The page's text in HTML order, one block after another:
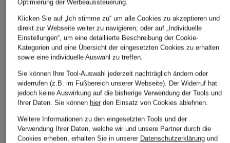
POLO RALPH
LAUREN
T-Shirt
CHF 109
COS
Oversized-Shirt mit
3/4-Arm
CHF 45
Ursprünglich:CHF 60
American Vintage
T-Shirt DUALY aus
Leinen
CHF 85
Optimierung der Werbeaussteuerung.
Klicken Sie auf „Ich stimme zu“ um alle Cookies zu akzeptieren und
direkt zur Webseite weiter zu navigieren; oder auf „Individuelle
Einstellungen“, um eine detaillierte Beschreibung der Cookie-
Kategorien und eine Übersicht der eingesetzten Cookies zu erhalten
sowie eine individuelle Auswahl zu treffen.
Sie können Ihre Tool-Auswahl jederzeit nachträglich ändern oder
widerrufen (z.B. im Fußbereich unserer Webseite). Der Widerruf hat
jedoch keine Auswirkung auf die bisherige Verwendung der Tools und
Ihrer Daten. Sie können hierden Einsatz von Cookies ablehnen.
Weitere Informationen zu den eingesetzten Tools und der
Verwendung Ihrer Daten, welche wir und unsere Partner durch die
Cookies erheben, erhalten Sie in unserer Datenschutzerklärungund